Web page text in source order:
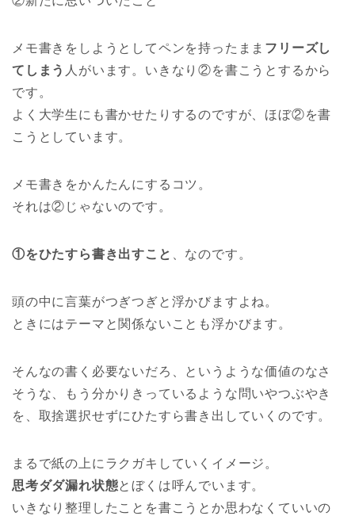
メモ書きをしようとしてペンを持ったまま フリーズし
てしまう 人がいます。いきなり②を書こうとするから
です。
よく大学生にも書かせたりするのですが、ほぼ②を書
こうとしています。
メモ書きをかんたんにするコツ。
それは②じゃないのです。
①をひたすら書き出すこと 、なのです。
頭の中に言葉がつぎつぎと浮かびますよね。
ときにはテーマと関係ないことも浮かびます。
そんなの書く必要ないだろ、というような価値のなさ
そうな、もう分かりきっているような問いやつぶやき
を、取捨選択せずにひたすら書き出していくのです。
まるで紙の上にラクガキしていくイメージ。
思考ダダ漏れ状態とぼくは呼んでいます。
いきなり整理したことを書こうとか思わなくていいの